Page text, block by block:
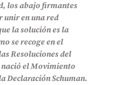
los abajo firmantes
unir en una red
la solución es la
se recoge en el
Resoluciones del
nació el Movimiento
Declaración Schuman.